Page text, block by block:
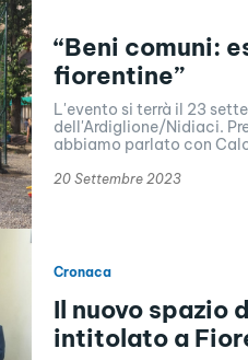
“Beni comuni:
fiorentine”
L'evento si terrà il 23
dell'Ardiglione/Nidiaci.
abbiamo parlato con
20 Settembre 2023
Cronaca
Il nuovo spazio
intitolato a